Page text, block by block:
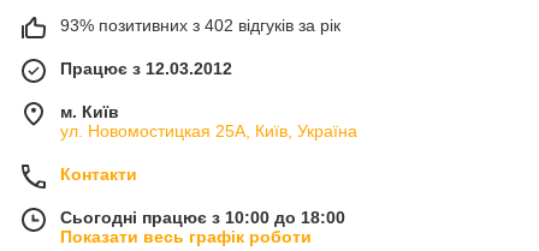
93% позитивних з 402 відгуків за рік
Працює з 12.03.2012
м. Київ
ул. Новомостицкая 25А, Київ, Україна
Контакти
Сьогодні працює з 10:00 до 18:00
Показати весь графік роботи